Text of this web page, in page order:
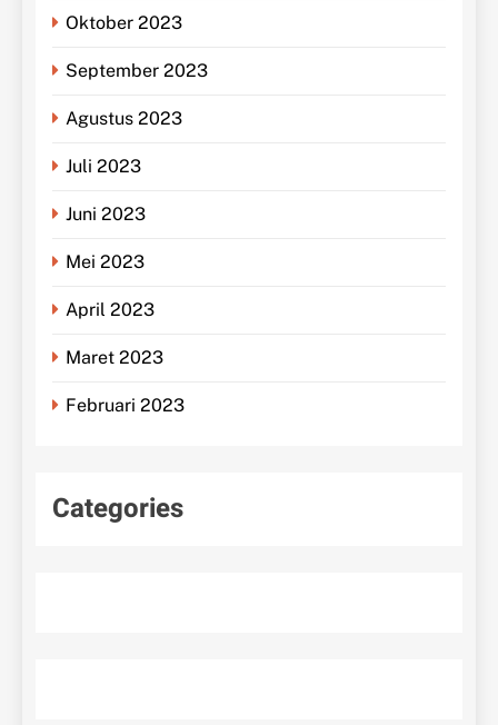
Oktober 2023
September 2023
Agustus 2023
Juli 2023
Juni 2023
Mei 2023
April 2023
Maret 2023
Februari 2023
Categories